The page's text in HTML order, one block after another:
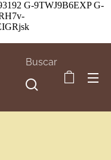
G-9TWJ9B6EXP G-
Buscar